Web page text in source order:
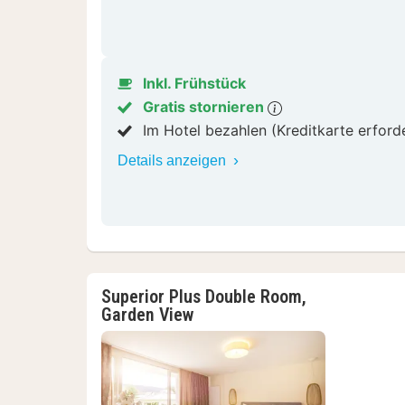
Inkl. Frühstück
Gratis stornieren
Im Hotel bezahlen (Kreditkarte
Details anzeigen
Superior Plus Double Room,
Garden View